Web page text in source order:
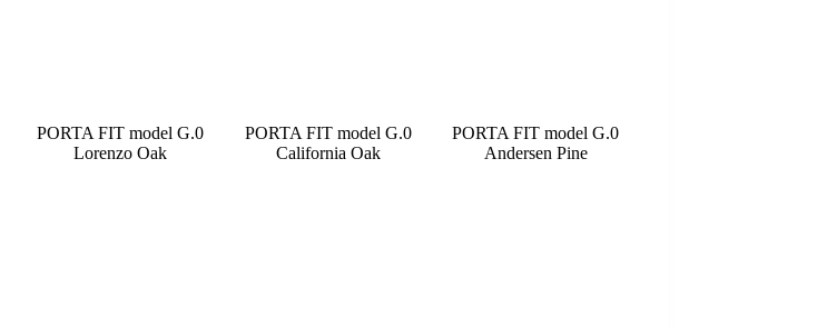
PORTA FIT model G.0
Lorenzo Oak
PORTA FIT model G.0
California Oak
PORTA FIT model G.0
Andersen Pine